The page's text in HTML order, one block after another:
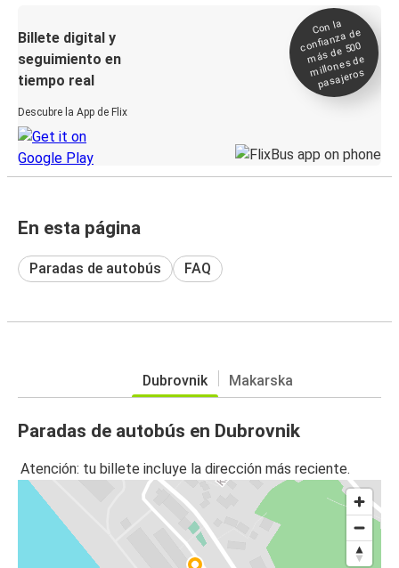
Billete digital y
seguimiento en
tiempo real
Descubre la App de Flix
Con la
confianza de
más de 500
millones de
pasajeros
En esta página
Paradas de autobús FAQ
Dubrovnik Makarska
Paradas de autobús en Dubrovnik
Atención: tu billete incluye la dirección más reciente.